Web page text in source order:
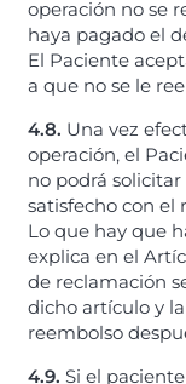
operación no se
haya pagado el
El Paciente
a que no se le
4.8. Una vez
operación, el
no podrá
satisfecho con el
Lo que hay que
explica en el
de reclamación
dicho artículo y
reembolso
4.9. Si el